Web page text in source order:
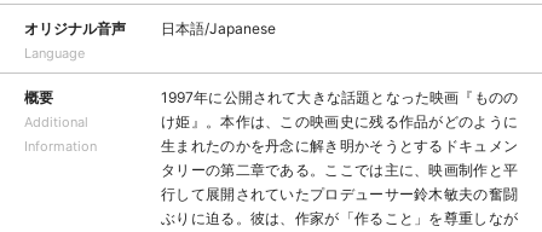
オリジナル音声
Language
日本語/Japanese
概要
Additional
Information
1997年に公開されて大きな話題となった映画『ものの
け姫』。本作は、この映画史に残る作品がどのように
生まれたのかを丹念に解き明かそうとするドキュメン
タリーの第二章である。ここでは主に、映画制作と平
行して展開されていたプロデューサー鈴木敏夫の奮闘
ぶりに迫る。彼は、作家が「作ること」を尊重しなが